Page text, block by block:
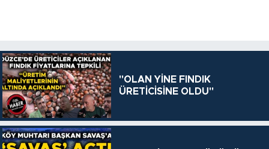
"OLAN YİNE FINDIK
ÜRETİCİSİNE OLDU"